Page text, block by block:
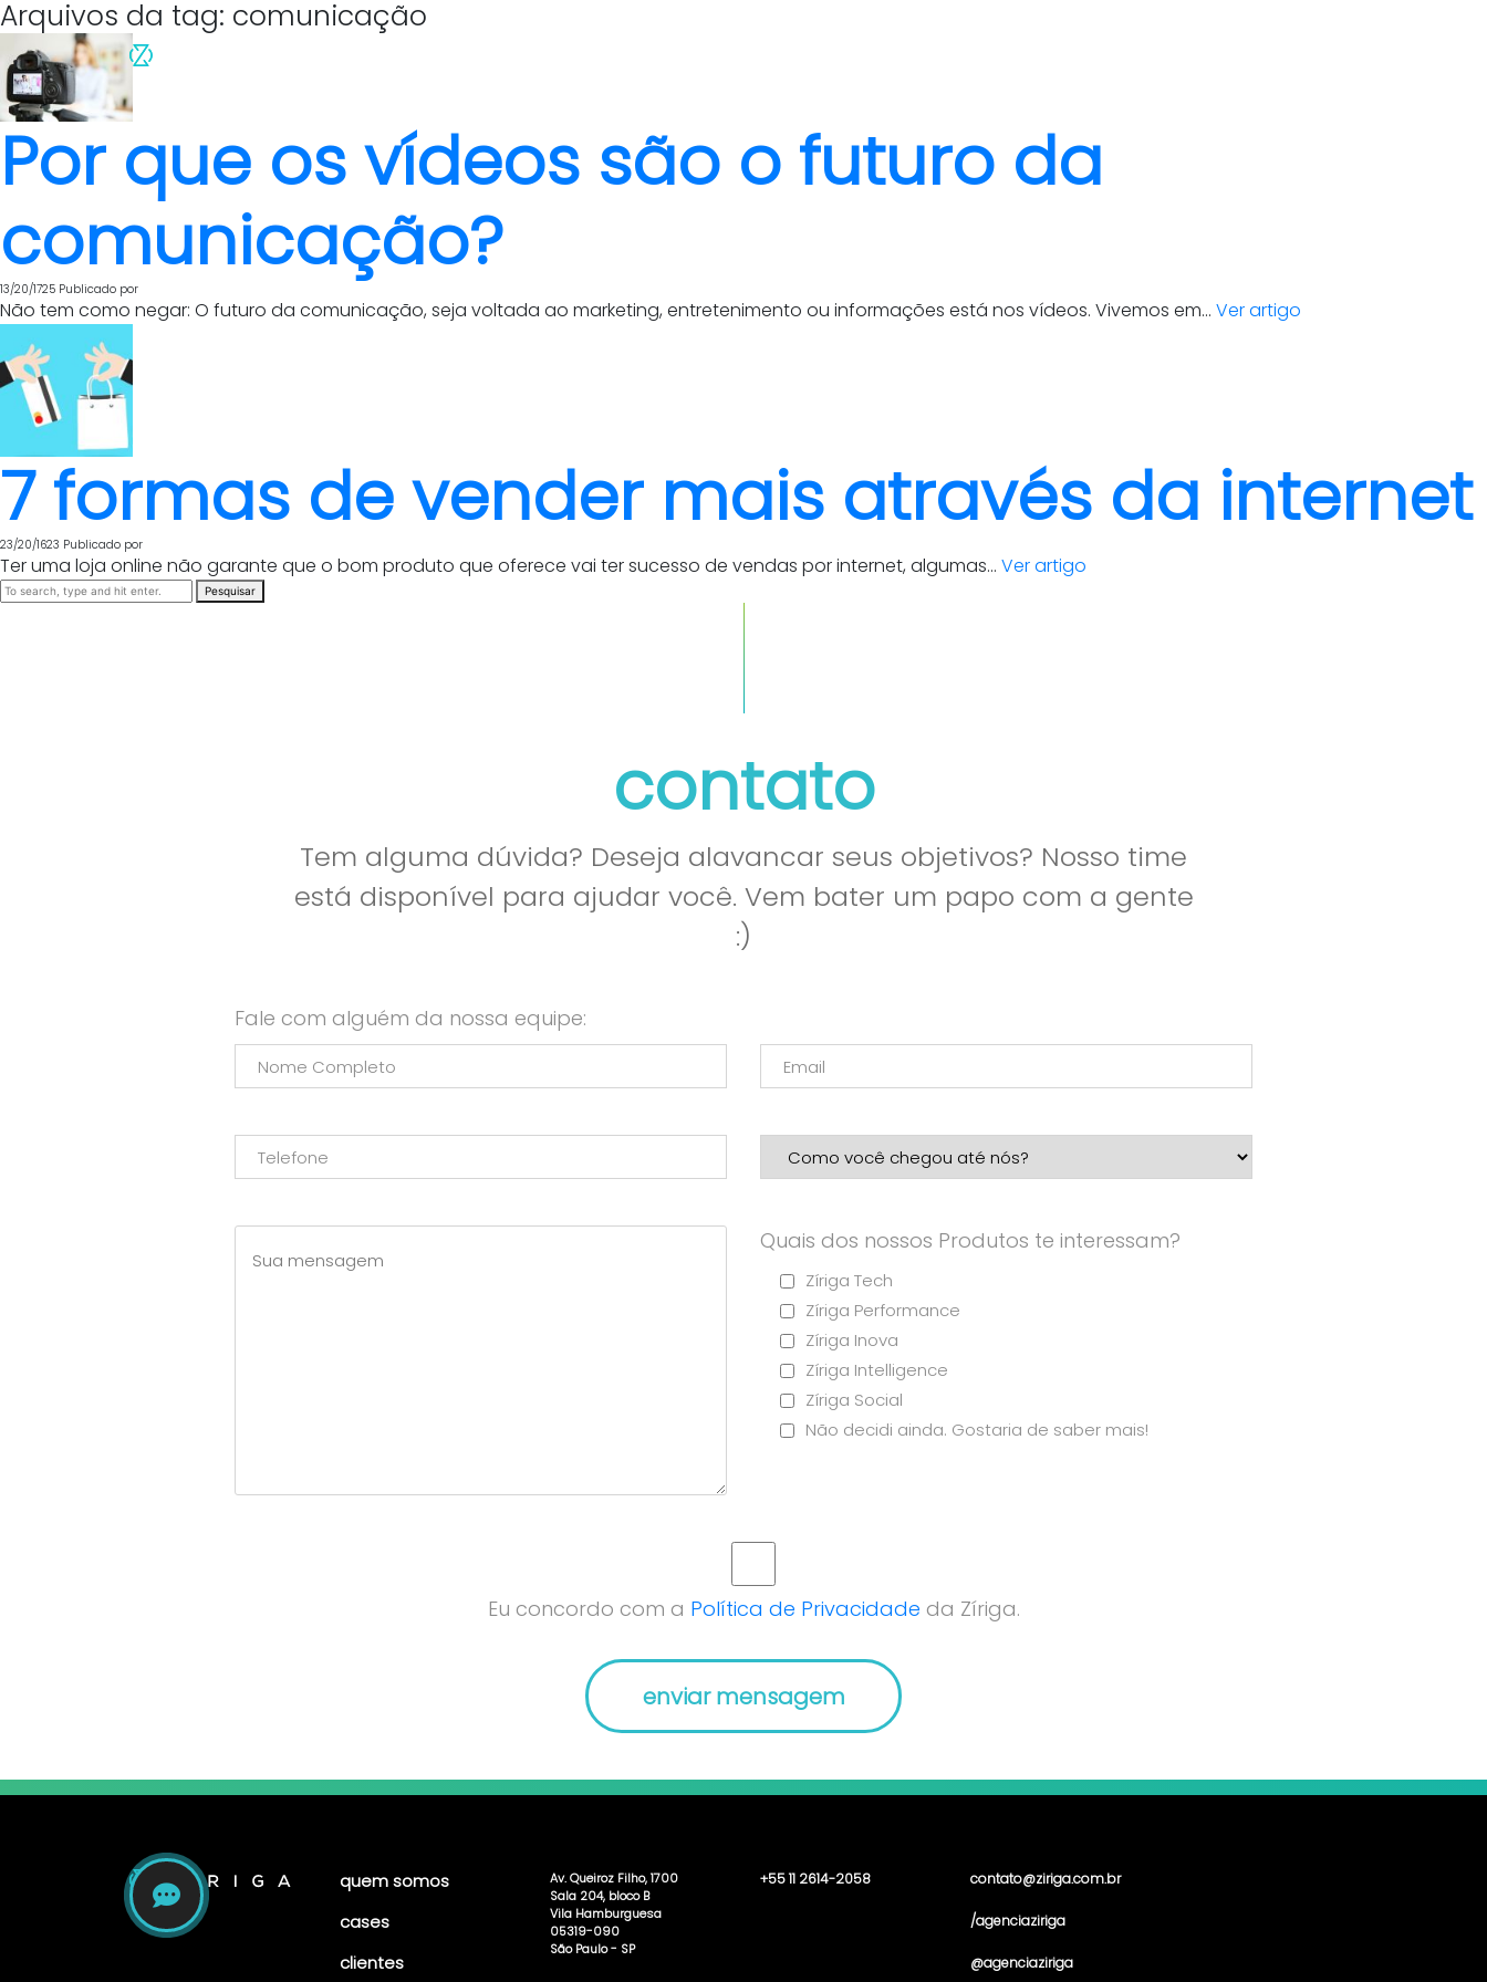
Arquivos da tag: comunicação
Por que os vídeos são o futuro da
comunicação?
13/20/1725 Publicado por
Não tem como negar: O futuro da comunicação, seja voltada ao marketing, entretenimento ou informações está nos vídeos. Vivemos em... Ver artigo
7 formas de vender mais através da internet
23/20/1623 Publicado por
Ter uma loja online não garante que o bom produto que oferece vai ter sucesso de vendas por internet, algumas... Ver artigo
Pesquisar
contato
Tem alguma dúvida? Deseja alavancar seus objetivos? Nosso time
está disponível para ajudar você. Vem bater um papo com a gente
:)
Fale com alguém da nossa equipe:
Quais dos nossos Produtos te interessam?
Zíriga Tech
Zíriga Performance
Zíriga Inova
Zíriga Intelligence
Zíriga Social
Não decidi ainda. Gostaria de saber mais!
Eu concordo com a Política de Privacidade da Zíriga.
quem somos
cases
clientes
Av. Queiroz Filho, 1700
Sala 204, bloco B
Vila Hamburguesa
05319-090
São Paulo - SP
+55 11 2614-2058 contato@ziriga.com.br
/agenciaziriga
@agenciaziriga